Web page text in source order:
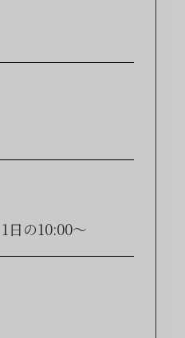
日の10:00～